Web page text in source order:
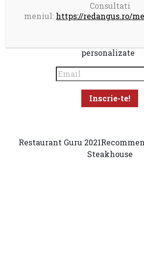
personalizate
Restaurant Guru 2021
Steakhouse
Consultati
meniul: https://redangus.ro/